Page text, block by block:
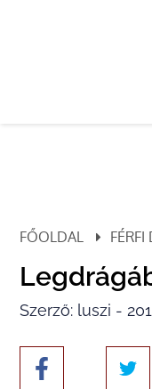
FŐOLDAL FÉRFI
Szerző: luszi -